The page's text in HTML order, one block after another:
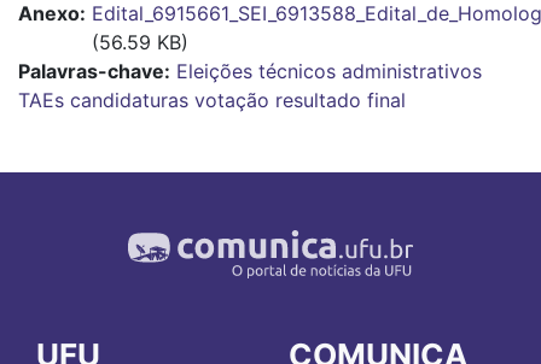
Anexo
(56.59 KB)
Palavras-chave: Eleições técnicos administrativos
TAEs candidaturas votação resultado final
UFU COMUNICA